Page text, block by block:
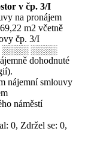
v čp. 3/I
na pronájem
m2 včetně
čp. 3/I
░░░░ ░░░░
dohodnuté
nájemní smlouvy
náměstí
0, Zdržel se: 0,